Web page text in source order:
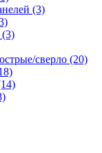
(3)
(3)
сверло (20)